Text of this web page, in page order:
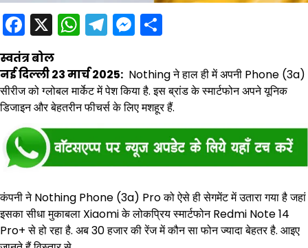
Facebook
X WhatsApp
Telegram
Messenger
स्वतंत्र बोल
नई दिल्ली 23 मार्च 2025: Nothing ने हाल ही में अपनी Phone (3a)
सीरीज को ग्लोबल मार्केट में पेश किया है. इस ब्रांड के स्मार्टफोन अपने यूनिक
डिजाइन और बेहतरीन फीचर्स के लिए मशहूर हैं.
कंपनी ने Nothing Phone (3a) Pro को ऐसे ही सेगमेंट में उतारा गया है जहां
इसका सीधा मुकाबला Xiaomi के लोकप्रिय स्मार्टफोन Redmi Note 14
Pro+ से हो रहा है. अब 30 हजार की रेंज में कौन सा फोन ज्यादा बेहतर है. आइए